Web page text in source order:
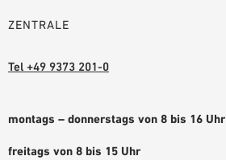
ZENTRALE
Tel +49 9373 201-0
montags – donnerstags von 8 bis 16 Uhr
freitags von 8 bis 15 Uhr